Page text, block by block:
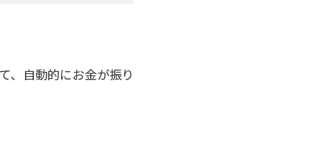
、自動的にお金が振り